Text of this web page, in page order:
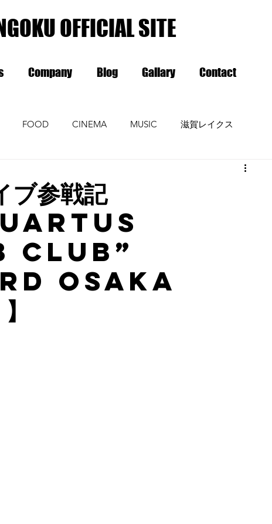
OFFICIAL SITE
Company Blog Gallary Contact
FOOD CINEMA MUSIC 滋賀レイクス
参戦記
Club”
OSAKA